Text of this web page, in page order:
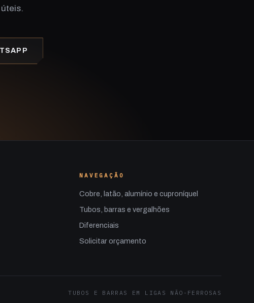
NAVEGAÇÃO
Cobre, latão, alumínio e cuproníquel
Tubos, barras e vergalhões
Diferenciais
Solicitar orçamento
TUBOS E BARRAS EM LIGAS NÃO-FERROSAS